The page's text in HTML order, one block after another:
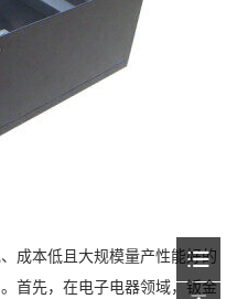
成本低且大规模量产性能好的
首先，在电子电器领域，钣金